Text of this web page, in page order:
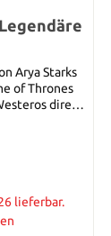
Arya Starks
of Thrones
direkt
Griff
dem Stück
lieferbar.